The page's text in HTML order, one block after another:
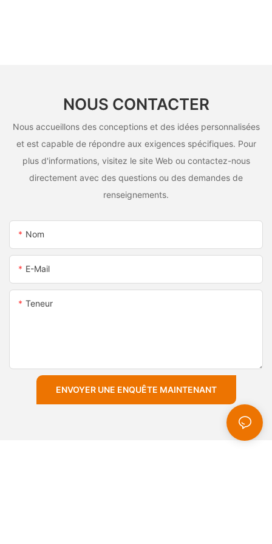
NOUS CONTACTER
Nous accueillons des conceptions et des idées personnalisées
et est capable de répondre aux exigences spécifiques. Pour
plus d'informations, visitez le site Web ou contactez-nous
directement avec des questions ou des demandes de
renseignements.
Nom
E-Mail
Teneur
ENVOYER UNE ENQUÊTE MAINTENANT